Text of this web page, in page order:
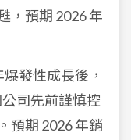
，預期 2026 年
爆發性成長後，
司先前謹慎控
預期 2026 年銷